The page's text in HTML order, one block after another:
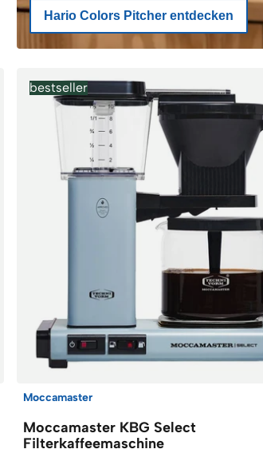
Hario Colors Pitcher entdecken
bestseller
Moccamaster
Moccamaster KBG Select
Filterkaffeemaschine